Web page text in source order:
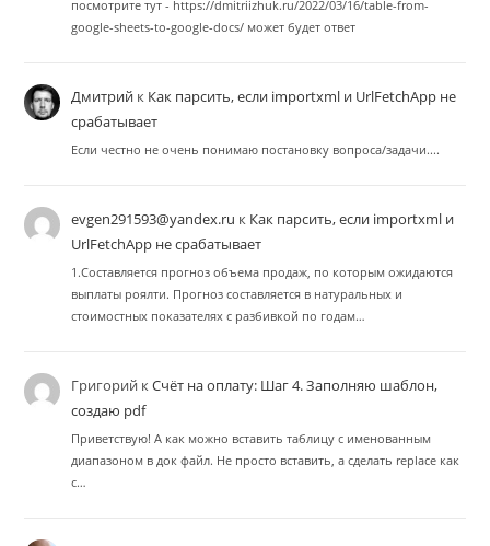
посмотрите тут - https://dmitriizhuk.ru/2022/03/16/table-from-
google-sheets-to-google-docs/ может будет ответ
Дмитрийк Как парсить, если importxml и UrlFetchApp не
срабатывает
Если честно не очень понимаю постановку вопроса/задачи....
evgen291593@yandex.ru к Как парсить, если importxml и
UrlFetchApp не срабатывает
1.Составляется прогноз объема продаж, по которым ожидаются
выплаты роялти. Прогноз составляется в натуральных и
стоимостных показателях с разбивкой по годам…
Григорий кСчёт на оплату: Шаг 4. Заполняю шаблон,
создаю pdf
Приветствую! А как можно вставить таблицу с именованным
диапазоном в док файл. Не просто вставить, а сделать replace как
с…